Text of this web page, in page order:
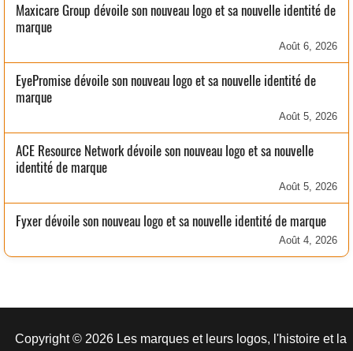
Maxicare Group dévoile son nouveau logo et sa nouvelle identité de
marque
Août 6, 2026
EyePromise dévoile son nouveau logo et sa nouvelle identité de
marque
Août 5, 2026
ACE Resource Network dévoile son nouveau logo et sa nouvelle
identité de marque
Août 5, 2026
Fyxer dévoile son nouveau logo et sa nouvelle identité de marque
Août 4, 2026
Copyright © 2026 Les marques et leurs logos, l'histoire et la